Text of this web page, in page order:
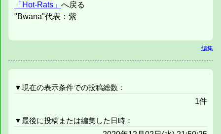
「Hot-Rats」 へ戻る
"Bwana"代表：紫
編集
▼現在の表示条件での投稿総数：
1件
▼最後に投稿または編集した日時：